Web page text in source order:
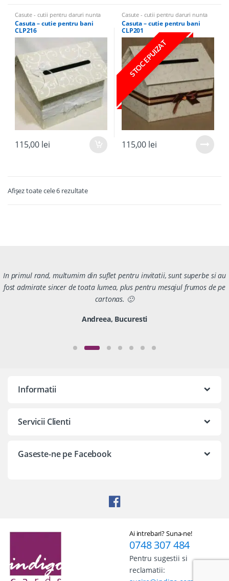
Casute - cutii pentru daruri nunta
Casuta – cutie pentru bani
CLP216
115,00 lei
Casute - cutii pentru daruri nunta
Casuta – cutie pentru bani
CLP201
STOC EPUIZAT
115,00 lei
Afișez toate cele 6 rezultate
In primul rand, multumim din suflet pentru invitatii, sunt superbe si au
fost admirate sincer de toata lumea, plus pentru mesajul frumos de pe
cartonas. 🙂
Andreea, Bucuresti
Informatii
Servicii Clienti
Gaseste-ne pe Facebook
Ai intrebari? Suna-ne!
0748 307 484
Pentru sugestii si
reclamatii: